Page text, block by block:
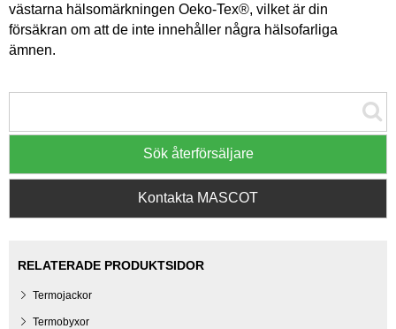
västarna hälsomärkningen Oeko-Tex®, vilket är din
försäkran om att de inte innehåller några hälsofarliga
ämnen.
Sök återförsäljare
Kontakta MASCOT
RELATERADE PRODUKTSIDOR
Termojackor
Termobyxor